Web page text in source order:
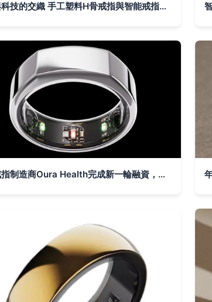
匠心與科技的交織 手工塑料H骨戒指與智能戒指的獨特魅力
智能戒指制造商Oura Health完成新一輪融資，推動全球最先進的智能戒指技術升級